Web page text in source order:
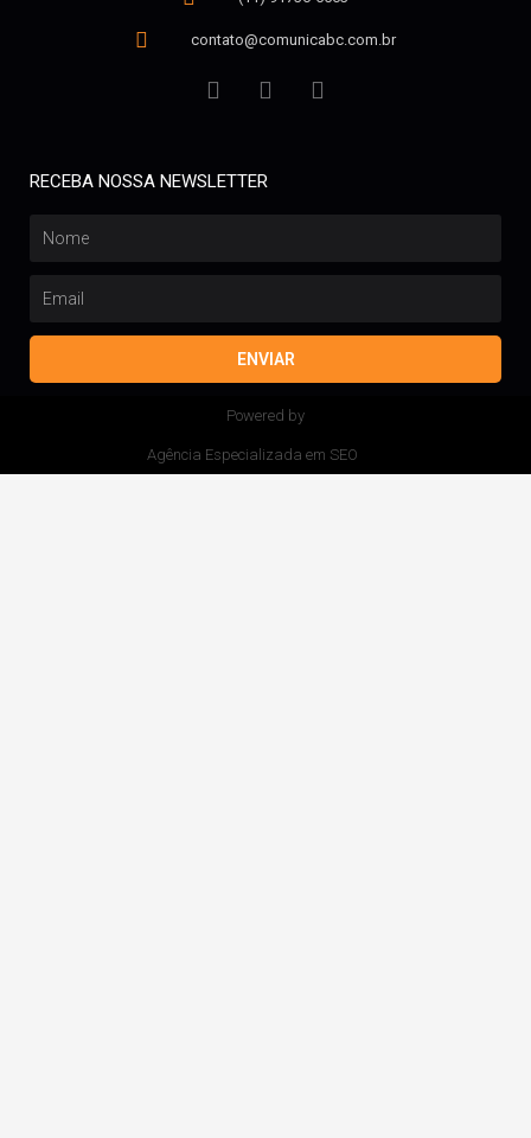
contato@comunicabc.com.br
RECEBA NOSSA NEWSLETTER
ENVIAR
Powered by
Agência Especializada em SEO